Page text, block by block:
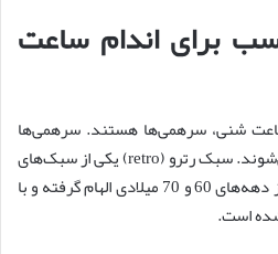
برای اندام ساعت
شنی، سرهمی‌ها هستند. سرهمی‌ها
باعث افزایش قد ظاهری شما می‌شوند. سبک رترو (retro) یکی از سبک‌های
جذاب برای سرهمی‌ها است که از دهه‌های 60 و 70 میلادی الهام گرفته و با
است.